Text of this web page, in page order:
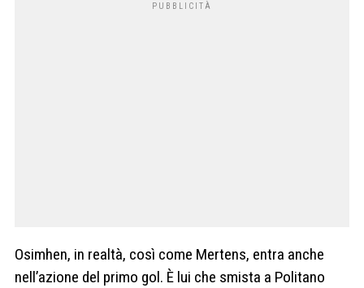
Osimhen, in realtà, così come Mertens, entra anche
nell’azione del primo gol. È lui che smista a Politano